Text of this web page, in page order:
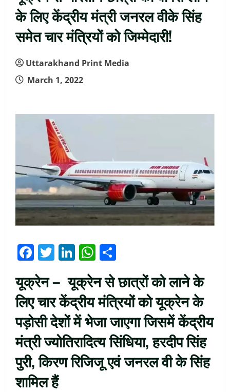
के लिए केंद्रीय मंत्री जनरल वीके सिंह
समेत चार मंत्रियों को जिम्मेदारी!
Uttarakhand Print Media
March 1, 2022
Facebook
Twitter
LinkedIn
WhatsApp
यूक्रेन – यूक्रेन से छात्रों को लाने के
लिए चार केंद्रीय मंत्रियों को यूक्रेन के
पड़ोसी देशों में भेजा जाएगा जिसमें केंद्रीय
मंत्री ज्योतिरादित्य सिंधिया, हरदीप सिंह
पुरी, किरण रिजिजू एवं जनरल वी के सिंह
शामिल हैं